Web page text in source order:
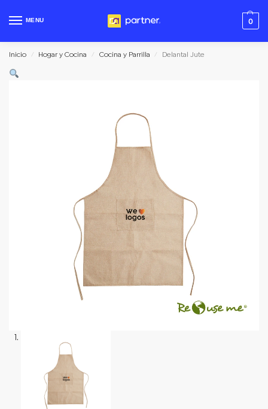
MENU 0
Inicio / Hogar y Cocina / Cocina y Parrilla / Delantal Jute